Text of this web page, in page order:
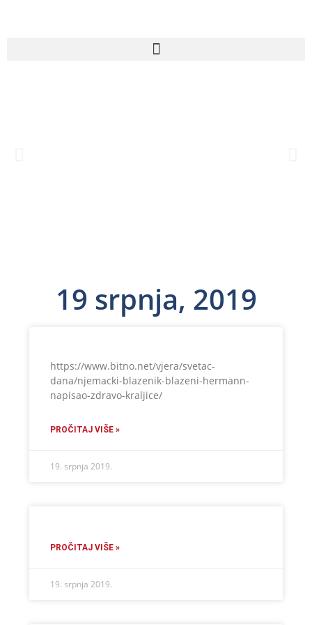
19 srpnja, 2019
https://www.bitno.net/vjera/svetac-
dana/njemacki-blazenik-blazeni-hermann-
napisao-zdravo-kraljice/
PROČITAJ VIŠE »
19. srpnja 2019.
PROČITAJ VIŠE »
19. srpnja 2019.